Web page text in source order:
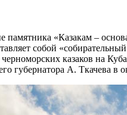
памятника «Казакам –
собой
казаков на
губернатора А. Ткачева в